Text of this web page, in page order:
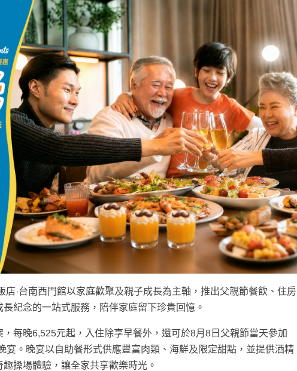
店·台南西門館以家庭歡聚及親子成長為主軸，推出父親節餐飲、住房
紀念的一站式服務，陪伴家庭留下珍貴回憶。
每晚6,525元起，入住除享早餐外，還可於8月8日父親節當天參加
。晚宴以自助餐形式供應豐富肉類、海鮮及限定甜點，並提供酒精
操場體驗，讓全家共享歡樂時光。